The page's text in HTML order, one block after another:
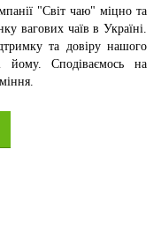
"Світ чаю" міцно та
вагових чаїв в Україні.
та довіру нашого
йому. Сподіваємось на